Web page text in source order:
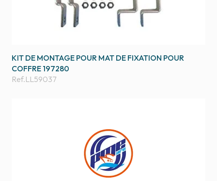
KIT DE MONTAGE POUR MAT DE FIXATION POUR
COFFRE 197280
Ref.LL59037